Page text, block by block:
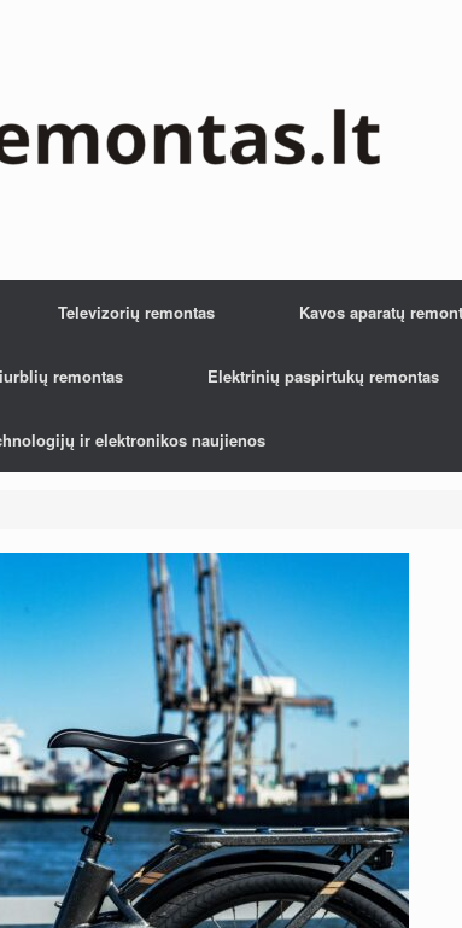
Televizorių remontas Kavos aparatų
remontas Elektrinių paspirtukų remontas
ir elektronikos naujienos